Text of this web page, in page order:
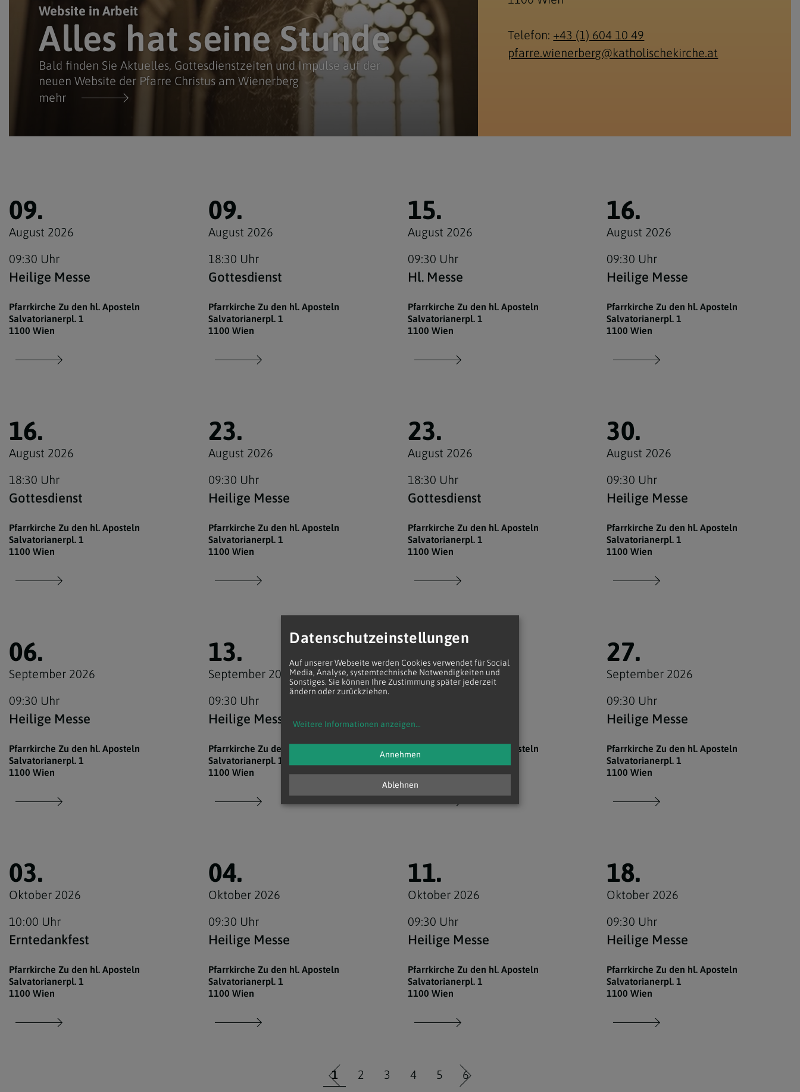
Website in Arbeit
Alles hat seine Stunde
Bald finden Sie Aktuelles, Gottesdienstzeiten und Impulse auf der
neuen Website der Pfarre Christus am Wienerberg
mehr
Telefon: +43 (1) 604 10 49
pfarre.wienerberg@katholischekirche.at
09.
August 2026
09:30 Uhr
Heilige Messe
Pfarrkirche Zu den hl. Aposteln
Salvatorianerpl. 1
1100 Wien
09.
August 2026
18:30 Uhr
Gottesdienst
Pfarrkirche Zu den hl. Aposteln
Salvatorianerpl. 1
1100 Wien
15.
August 2026
09:30 Uhr
Hl. Messe
Pfarrkirche Zu den hl. Aposteln
Salvatorianerpl. 1
1100 Wien
16.
August 2026
09:30 Uhr
Heilige Messe
Pfarrkirche Zu den hl. Aposteln
Salvatorianerpl. 1
1100 Wien
16.
August 2026
18:30 Uhr
Gottesdienst
Pfarrkirche Zu den hl. Aposteln
Salvatorianerpl. 1
1100 Wien
23.
August 2026
09:30 Uhr
Heilige Messe
Pfarrkirche Zu den hl. Aposteln
Salvatorianerpl. 1
1100 Wien
23.
August 2026
18:30 Uhr
Gottesdienst
Pfarrkirche Zu den hl. Aposteln
Salvatorianerpl. 1
1100 Wien
30.
August 2026
09:30 Uhr
Heilige Messe
Pfarrkirche Zu den hl. Aposteln
Salvatorianerpl. 1
1100 Wien
06.
September 2026
09:30 Uhr
Heilige Messe
Pfarrkirche Zu den hl. Aposteln
Salvatorianerpl. 1
1100 Wien
13.
September 2026
09:30 Uhr
Heilige Messe
Pfarrkirche Zu den hl. Aposteln
Salvatorianerpl. 1
1100 Wien
20.
September 2026
Heilige Messe
Pfarrkirche Zu den hl. Aposteln
Salvatorianerpl. 1
1100 Wien
27.
September 2026
09:30 Uhr
Heilige Messe
Pfarrkirche Zu den hl. Aposteln
Salvatorianerpl. 1
1100 Wien
03.
Oktober 2026
10:00 Uhr
Erntedankfest
Pfarrkirche Zu den hl. Aposteln
Salvatorianerpl. 1
1100 Wien
04.
Oktober 2026
09:30 Uhr
Heilige Messe
Pfarrkirche Zu den hl. Aposteln
Salvatorianerpl. 1
1100 Wien
11.
Oktober 2026
09:30 Uhr
Heilige Messe
Pfarrkirche Zu den hl. Aposteln
Salvatorianerpl. 1
1100 Wien
18.
Oktober 2026
09:30 Uhr
Heilige Messe
Pfarrkirche Zu den hl. Aposteln
Salvatorianerpl. 1
1100 Wien
1 2 3 4 5 6
Datenschutzeinstellungen
Auf unserer Webseite werden Cookies verwendet für Social
Media, Analyse, systemtechnische Notwendigkeiten und
Sonstiges. Sie können Ihre Zustimmung später jederzeit
ändern oder zurückziehen.
Weitere Informationen anzeigen...
Ablehnen
Annehmen